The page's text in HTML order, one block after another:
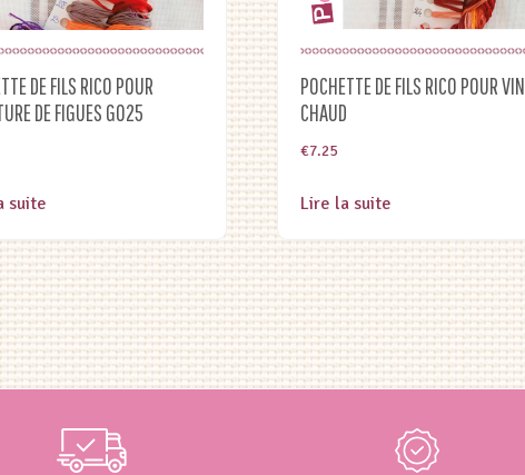
DE FILS RICO POUR
DE FIGUES G025
suite
POCHETTE DE FILS RICO POUR VIN
CHAUD
€7.25
Lire la suite